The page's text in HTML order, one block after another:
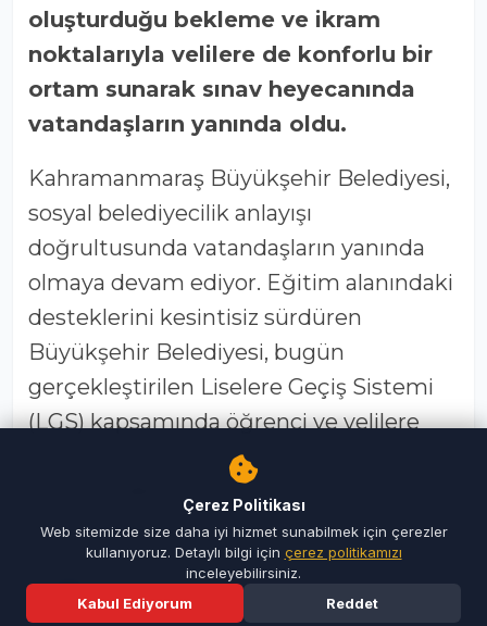
oluşturduğu bekleme ve ikram
noktalarıyla velilere de konforlu bir
ortam sunarak sınav heyecanında
vatandaşların yanında oldu.
Kahramanmaraş Büyükşehir Belediyesi,
sosyal belediyecilik anlayışı
doğrultusunda vatandaşların yanında
olmaya devam ediyor. Eğitim alanındaki
desteklerini kesintisiz sürdüren
Büyükşehir Belediyesi, bugün
gerçekleştirilen Liselere Geçiş Sistemi
(LGS) kapsamında öğrenci ve velilere
yönelik çeşitli hizmetler sunarak sınav
gününü daha rahat ve konforlu hale
getirdi.
Sınava Giren Gençlere Ücretsiz
Ulaşım Hizmeti
Ana Sayfa Son Dakika
Çerez Politikası
Web sitemizde size daha iyi hizmet sunabilmek için çerezler
kullanıyoruz. Detaylı bilgi için çerez politikamızı
inceleyebilirsiniz.
Kabul Ediyorum
Reddet